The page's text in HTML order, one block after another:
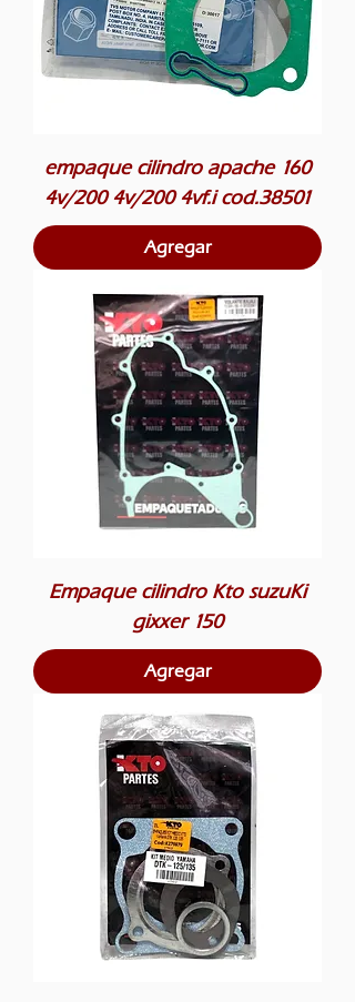
empaque cilindro apache 160
4v/200 4v/200 4vf.i cod.38501
Agregar
Empaque cilindro Kto suzuKi
gixxer 150
Agregar